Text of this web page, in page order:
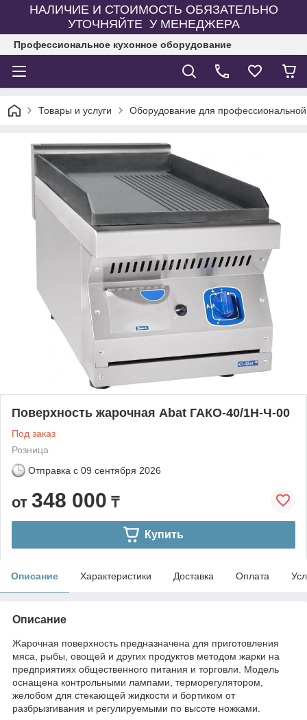
НАЛИЧИЕ И СТОИМОСТЬ ОБЯЗАТЕЛЬНО
УТОЧНЯЙТЕ У МЕНЕДЖЕРА
Профессиональное кухонное оборудование
Товары и услуги Оборудование для профессиональной
Поверхность жарочная Abat ГАКО-40/1Н-Ч-00
Под заказ
Розница
Отправка с 09 сентября 2026
от 348 000 ₸
Купить
Описание Характеристики Доставка Оплата
Описание
Жарочная поверхность предназначена для приготовления
мяса, рыбы, овощей и других продуктов методом жарки на
предприятиях общественного питания и торговли. Модель
оснащена контрольными лампами, терморегулятором,
желобом для стекающей жидкости и бортиком от
разбрызгивания и регулируемыми по высоте ножками.